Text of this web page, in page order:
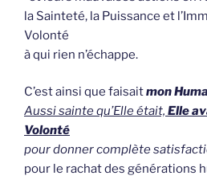
la Sainteté, la Puissance et
Volonté
à qui rien n’échappe.
C’est ainsi que faisaitmon
Aussi sainte qu’Elle était, Elle
Volonté
pour donner complète
pour le rachat des générations